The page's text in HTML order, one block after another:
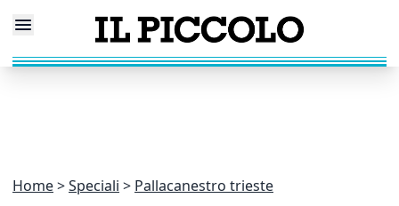
Home Speciali Pallacanestro trieste